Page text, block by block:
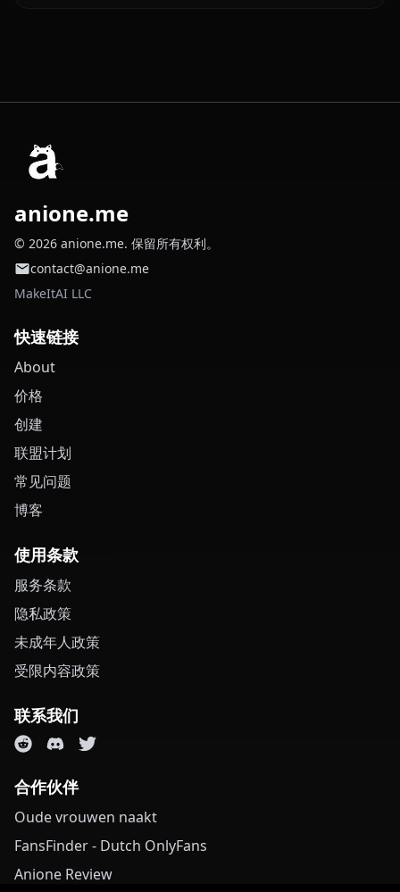
anione.me
© 2026 anione.me. 保留所有权利。
contact@anione.me
MakeItAI LLC
快速链接
About
价格
创建
联盟计划
常见问题
博客
使用条款
服务条款
隐私政策
未成年人政策
受限内容政策
联系我们
合作伙伴
Oude vrouwen naakt
FansFinder - Dutch OnlyFans
Anione Review